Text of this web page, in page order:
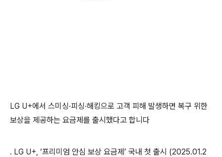
LG U+에서 스미싱·피싱·해킹으로 고객 피해 발생하면 복구 위한
보상을 제공하는 요금제를 출시했다고 합니다
. LG U+, ‘프리미엄 안심 보상 요금제’ 국내 첫 출시 (2025.01.2